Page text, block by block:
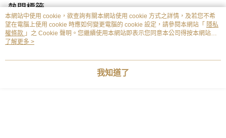
熱門標籤
本網站中使用 cookie，欲查詢有關本網站使用 cookie 方式之詳情，及若您不希
望在電腦上使用 cookie 時應如何變更電腦的 cookie 設定，請參閱本網站「 隱私
權條款 」之 Cookie 聲明。您繼續使用本網站即表示您同意本公司得按本網站使
用條款之 Cookie 聲明使用 cookie。
了解更多 >
我知道了